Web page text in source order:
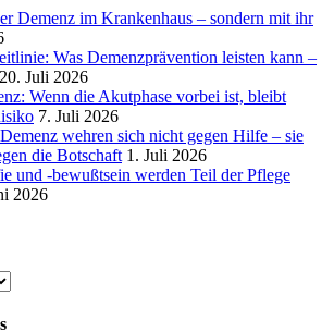
Demenz im Krankenhaus – sondern mit ihr
Was Demenzprävention leisten kann –
20. Juli 2026
Wenn die Akutphase vorbei ist, bleibt
7. Juli 2026
wehren sich nicht gegen Hilfe – sie
die Botschaft 1. Juli 2026
und -bewußtsein werden Teil der Pflege
2026